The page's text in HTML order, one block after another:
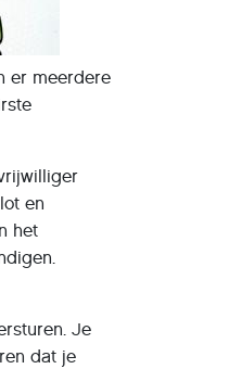
er meerdere
en
het
Je
dat je